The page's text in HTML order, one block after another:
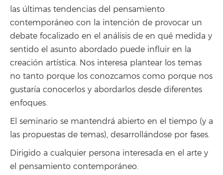
las últimas tendencias del pensamiento
contemporáneo con la intención de provocar un
debate focalizado en el análisis de en qué medida y
sentido el asunto abordado puede influir en la
creación artística. Nos interesa plantear los temas
no tanto porque los conozcamos como porque nos
gustaría conocerlos y abordarlos desde diferentes
enfoques.
El seminario se mantendrá abierto en el tiempo (y a
las propuestas de temas), desarrollándose por fases.
Dirigido a cualquier persona interesada en el arte y
el pensamiento contemporáneo.